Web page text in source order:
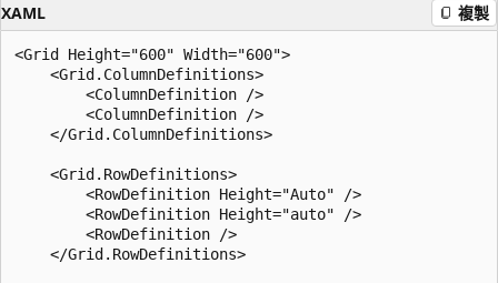
XAML 複製
<Grid Height="600" Width="600">
    <Grid.ColumnDefinitions>
        <ColumnDefinition />
        <ColumnDefinition />
    </Grid.ColumnDefinitions>
    <Grid.RowDefinitions>
        <RowDefinition Height="Auto" />
        <RowDefinition Height="auto" />
        <RowDefinition />
    </Grid.RowDefinitions>